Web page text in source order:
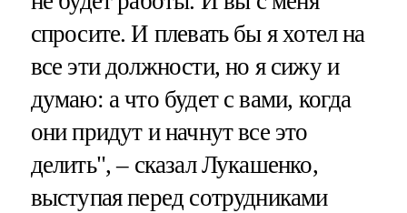
спросите. И плевать бы я хотел на
все эти должности, но я сижу и
думаю: а что будет с вами, когда
они придут и начнут все это
делить", – сказал Лукашенко,
выступая перед сотрудниками